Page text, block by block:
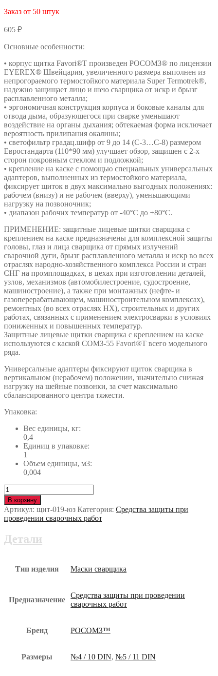
Заказ от 50 штук
605 ₽
Основные особенности:
• корпус щитка Favori®T произведен РОСОМЗ® по лицензии
EYEREX® Швейцария, увеличенного размера выполнен из
непрогораемого термостойкого материала Super Termotrek®,
надежно защищает лицо и шею сварщика от искр и брызг
расплавленного металла;
• эргономичная конструкция корпуса и боковые каналы для
отвода дыма, образующегося при сварке уменьшают
воздействие на органы дыхания; обтекаемая форма исключает
вероятность прилипания окалины;
• светофильтр градац.шифр от 9 до 14 (С-3…С-8) размером
Евростандарта (110*90 мм) улучшает обзор, защищен с 2-х
сторон покровным стеклом и подложкой;
• крепление на каске с помощью специальных универсальных
адаптеров, выполненных из термостойкого материала,
фиксирует щиток в двух максимально выгодных положениях:
рабочем (внизу) и не рабочем (вверху), уменьшающими
нагрузку на позвоночник;
• диапазон рабочих температур от -40°С до +80°С.
ПРИМЕНЕНИЕ: защитные лицевые щитки сварщика с
креплением на каске предназначены для комплексной защиты
головы, глаз и лица сварщика от прямых излучений
сварочной дуги, брызг расплавленного металла и искр во всех
отраслях народно-хозяйственного комплекса России и стран
СНГ на промплощадках, в цехах при изготовлении деталей,
узлов, механизмов (автомобилестроение, судостроение,
машиностроение), а также при монтажных (нефте- и
газоперерабатывающем, машиностроительном комплексах),
ремонтных (во всех отраслях НХ), строительных и других
работах, связанных с применением электросварки в условиях
пониженных и повышенных температур.
Защитные лицевые щитки сварщика с креплением на каске
используются с каской СОМЗ-55 Favori®T всего модельного
ряда.
Универсальные адаптеры фиксируют щиток сварщика в
вертикальном (нерабочем) положении, значительно снижая
нагрузку на шейные позвонки, за счет максимально
сбалансированного центра тяжести.
Упаковка:
Вес единицы, кг:
0,4
Единиц в упаковке:
1
Объем единицы, м3:
0,004
Количество
Щиток
сварщика
РОСОМЗ™
КН
(0586х)
В корзину
Артикул: щит-019-юз Категория: Средства защиты при
проведении сварочных работ
Детали
Тип изделия Маски сварщика
Предназначение
Средства защиты при проведении
сварочных работ
Бренд РОСОМЗ™
Размеры №4 / 10 DIN, №5 / 11 DIN